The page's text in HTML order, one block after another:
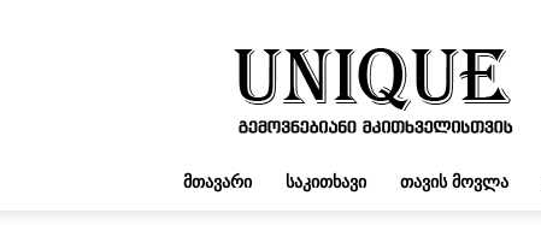
UNIQUE.GE
ᲛᲗᲐᲕᲐᲠᲘ ᲡᲐᲙᲘᲗᲮᲐᲕᲘ ᲗᲐᲕᲘᲡ ᲛᲝᲕᲚᲐ